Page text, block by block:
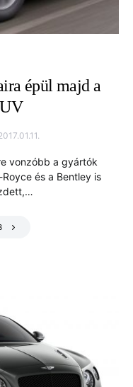
épül majd a
vonzóbb a gyártók
és a Bentley is